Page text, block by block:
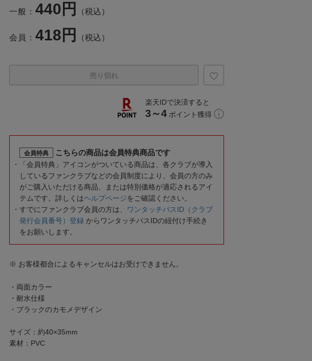
一般： 440円 （税込）
会員： 418円 （税込）
売り切れ
楽天IDで決済すると
3～4 ポイント獲得
会員特典 こちらの商品は会員特典商品です
「会員特典」アイコンがついている商品は、各クラブが導入
しているファンクラブなどの会員制度により、会員の方のみ
がご購入いただける商品、または特別価格が適応されるアイ
テムです。詳しくはヘルプページをご確認ください。
すでにファンクラブ会員の方は、
ワンタッチパスID（クラブ
発行会員番号）登録 からワンタッチパスIDの紐付け手続き
をお願いします。
※ お客様都合によるキャンセルはお受けできません。
・両面カラー
・耐水仕様
・ブラックのカモメデザイン
サイズ：約40×35mm
素材：PVC